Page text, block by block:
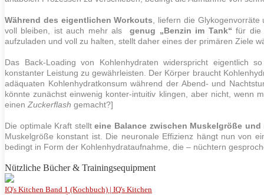
Während des eigentlichen Workouts , liefern die
voll bleiben, ist auch mehr alsgenug „Benzin im Tank“für die
aufzuladen und voll zu halten, stellt daher eines der primären Ziele
Das Back-Loading von Kohlenhydraten widerspricht eigentlich
konstanter Leistung zu gewährleisten. Der Körper braucht
adäquaten Kohlenhydratkonsum während der Abend- und
könnte zunächst einwenig konter-intuitiv klingen, aber nicht, wenn
einen Zuckerflash gemacht?]
Die optimale Kraft stellteine Balance zwischen Muskelgröße und
Muskelgröße konstant ist. Die neuronale Effizienz hängt nun von
bedingt in Form der Kohlenhydrataufnahme, die – nüchtern
Nützliche Bücher & Trainingsequipment
IQ's Kitchen Band 1 (Kochbuch) | IQ's Kitchen